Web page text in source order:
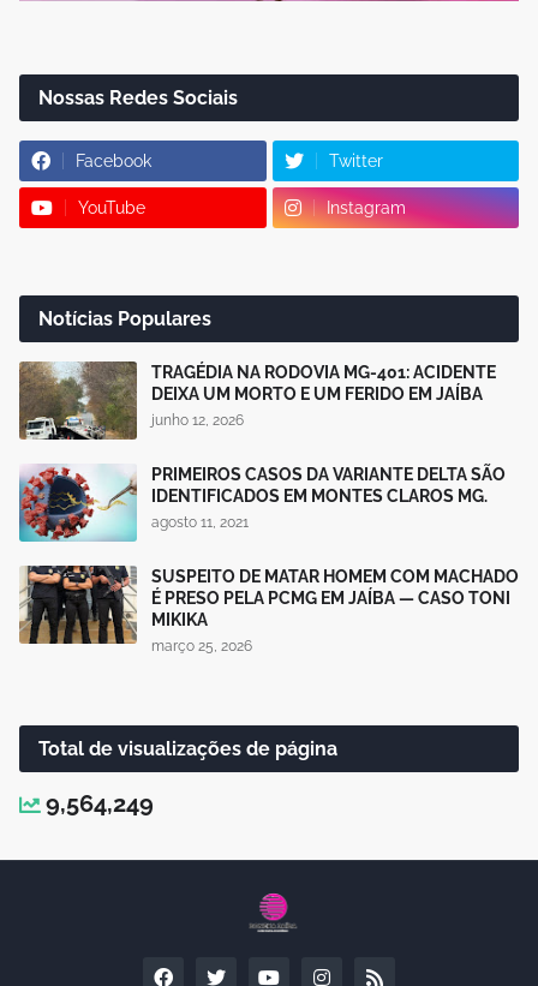
Nossas Redes Sociais
Facebook Twitter
YouTube Instagram
Notícias Populares
TRAGÉDIA NA RODOVIA MG-401: ACIDENTE
DEIXA UM MORTO E UM FERIDO EM JAÍBA
junho 12, 2026
PRIMEIROS CASOS DA VARIANTE DELTA SÃO
IDENTIFICADOS EM MONTES CLAROS MG.
agosto 11, 2021
SUSPEITO DE MATAR HOMEM COM MACHADO
É PRESO PELA PCMG EM JAÍBA — CASO TONI
MIKIKA
março 25, 2026
Total de visualizações de página
9,564,249